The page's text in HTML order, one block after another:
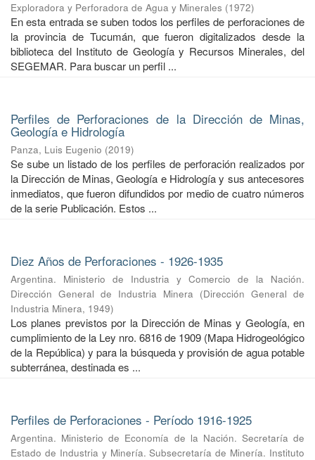
Exploradora y Perforadora de Agua y Minerales (1972)
En esta entrada se suben todos los perfiles de perforaciones de
la provincia de Tucumán, que fueron digitalizados desde la
biblioteca del Instituto de Geología y Recursos Minerales, del
SEGEMAR. Para buscar un perfil ...
Perfiles de Perforaciones de la Dirección de Minas,
Geología e Hidrología
Panza, Luis Eugenio (2019)
Se sube un listado de los perfiles de perforación realizados por
la Dirección de Minas, Geología e Hidrología y sus antecesores
inmediatos, que fueron difundidos por medio de cuatro números
de la serie Publicación. Estos ...
Diez Años de Perforaciones - 1926-1935
Argentina. Ministerio de Industria y Comercio de la Nación.
Dirección General de Industria Minera (Dirección General de
Industria Minera, 1949)
Los planes previstos por la Dirección de Minas y Geología, en
cumpli­miento de la Ley nro. 6816 de 1909 (Mapa Hidrogeológico
de la República) y para la búsqueda y provisión de agua potable
subterránea, destinada es­ ...
Perfiles de Perforaciones - Período 1916-1925
Argentina. Ministerio de Economía de la Nación. Secretaría de
Estado de Industria y Minería. Subsecretaría de Minería. Instituto